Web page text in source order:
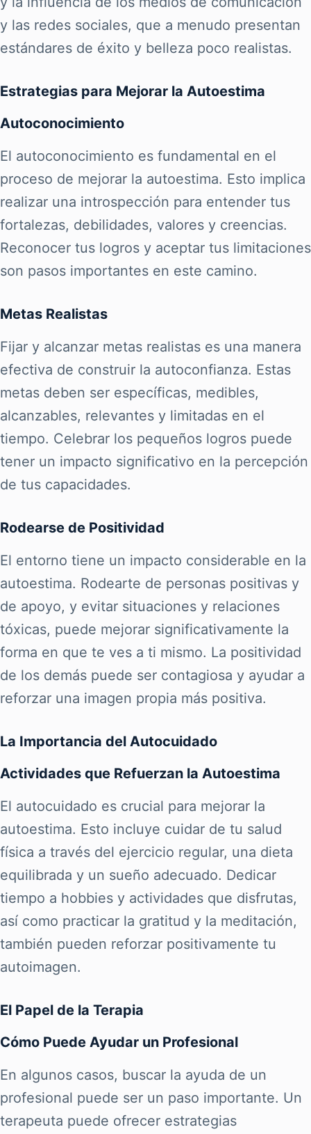
y las redes sociales, que a menudo presentan
estándares de éxito y belleza poco realistas.
Estrategias para Mejorar la Autoestima
Autoconocimiento
El autoconocimiento es fundamental en el
proceso de mejorar la autoestima. Esto implica
realizar una introspección para entender tus
fortalezas, debilidades, valores y creencias.
Reconocer tus logros y aceptar tus limitaciones
son pasos importantes en este camino.
Metas Realistas
Fijar y alcanzar metas realistas es una manera
efectiva de construir la autoconfianza. Estas
metas deben ser específicas, medibles,
alcanzables, relevantes y limitadas en el
tiempo. Celebrar los pequeños logros puede
tener un impacto significativo en la percepción
de tus capacidades.
Rodearse de Positividad
El entorno tiene un impacto considerable en la
autoestima. Rodearte de personas positivas y
de apoyo, y evitar situaciones y relaciones
tóxicas, puede mejorar significativamente la
forma en que te ves a ti mismo. La positividad
de los demás puede ser contagiosa y ayudar a
reforzar una imagen propia más positiva.
La Importancia del Autocuidado
Actividades que Refuerzan la Autoestima
El autocuidado es crucial para mejorar la
autoestima. Esto incluye cuidar de tu salud
física a través del ejercicio regular, una dieta
equilibrada y un sueño adecuado. Dedicar
tiempo a hobbies y actividades que disfrutas,
así como practicar la gratitud y la meditación,
también pueden reforzar positivamente tu
autoimagen.
El Papel de la Terapia
Cómo Puede Ayudar un Profesional
En algunos casos, buscar la ayuda de un
profesional puede ser un paso importante. Un
terapeuta puede ofrecer estrategias